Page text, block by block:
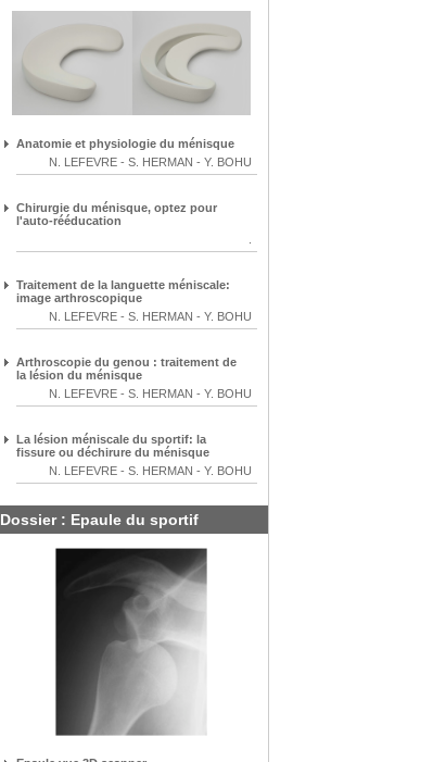
Anatomie et physiologie du ménisque
N. LEFEVRE - S. HERMAN - Y. BOHU
Chirurgie du ménisque, optez pour
l'auto-rééducation
Traitement de la languette méniscale:
image arthroscopique
N. LEFEVRE - S. HERMAN - Y. BOHU
Arthroscopie du genou : traitement de
la lésion du ménisque
N. LEFEVRE - S. HERMAN - Y. BOHU
La lésion méniscale du sportif: la
fissure ou déchirure du ménisque
N. LEFEVRE - S. HERMAN - Y. BOHU
Dossier : Epaule du sportif